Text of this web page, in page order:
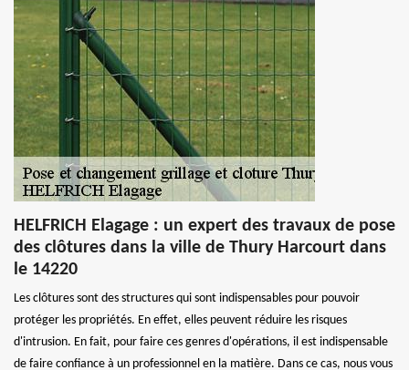
HELFRICH Elagage : un expert des travaux de pose
des clôtures dans la ville de Thury Harcourt dans
le 14220
Les clôtures sont des structures qui sont indispensables pour pouvoir
protéger les propriétés. En effet, elles peuvent réduire les risques
d'intrusion. En fait, pour faire ces genres d'opérations, il est indispensable
de faire confiance à un professionnel en la matière. Dans ce cas, nous vous